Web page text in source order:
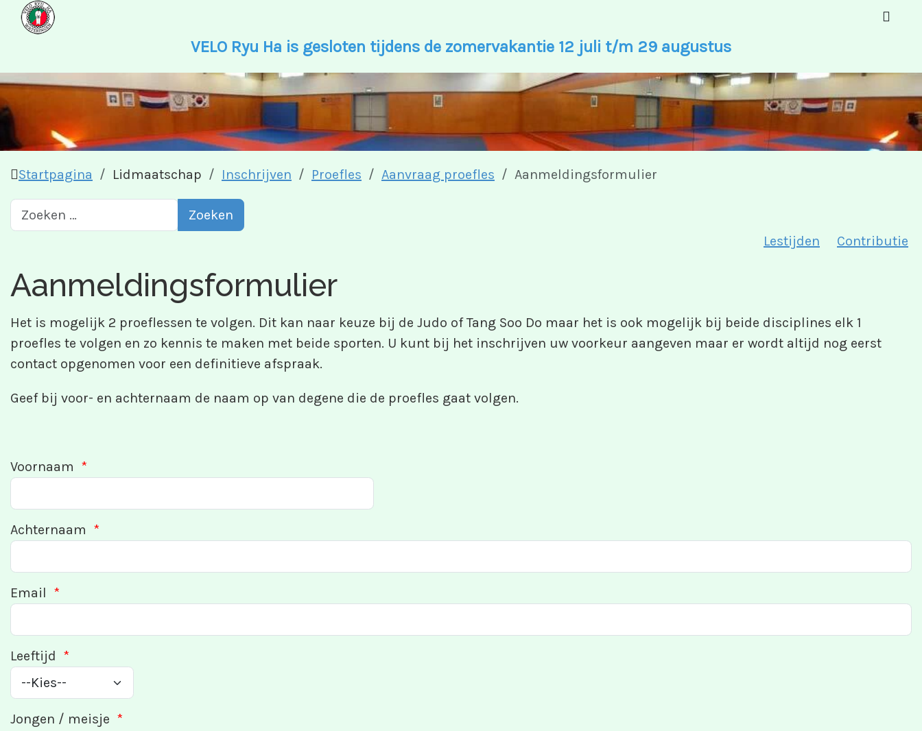
VELO Ryu Ha is gesloten tijdens de zomervakantie 12 juli t/m 29 augustus
Startpagina Lidmaatschap Inschrijven Proefles Aanvraag proefles Aanmeldingsformulier
Zoeken
Zoeken
Lestijden
Contributie
Aanmeldingsformulier
Het is mogelijk 2 proeflessen te volgen. Dit kan naar keuze bij de Judo of Tang Soo Do maar het is ook mogelijk bij beide disciplines elk 1
proefles te volgen en zo kennis te maken met beide sporten. U kunt bij het inschrijven uw voorkeur aangeven maar er wordt altijd nog eerst
contact opgenomen voor een definitieve afspraak.
Geef bij voor- en achternaam de naam op van degene die de proefles gaat volgen.
Voornaam *
Achternaam *
Email *
Leeftijd *
Jongen / meisje *